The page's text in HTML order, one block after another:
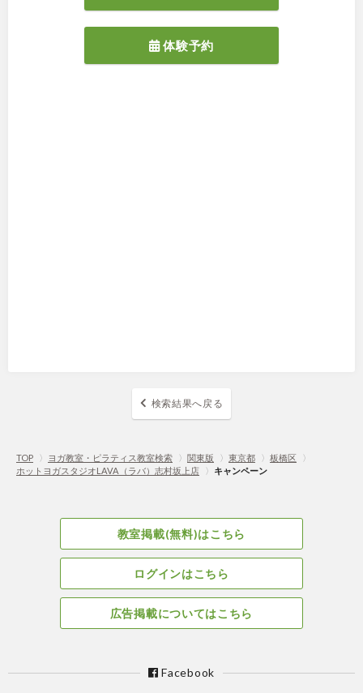
体験予約
検索結果へ戻る
TOP 〉 ヨガ教室・ピラティス教室検索 〉 関東版 〉 東京都 〉 板橋区
〉
ホットヨガスタジオLAVA（ラバ）志村坂上店
〉 キャンペーン
教室掲載(無料)はこちら
ログインはこちら
広告掲載についてはこちら
Facebook